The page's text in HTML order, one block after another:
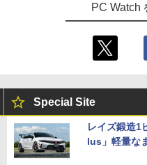
PC Watch
Special Site
レイズ鍛造1
lus」軽量な